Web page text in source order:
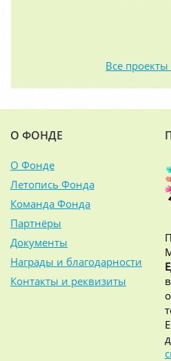
Все
О ФОНДЕ
О Фонде
Летопись Фонда
Команда Фонда
Партнёры
Документы
Награды и благодарности
Контакты и реквизиты